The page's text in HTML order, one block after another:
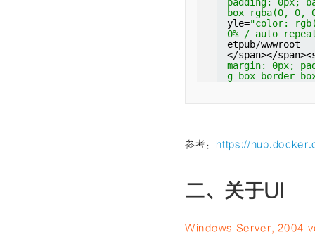
box rgba(0, 0,
yle="color:
0% / auto
etpub/wwwroot
</span></
margin: 0px;
g-box border-
t/ .</span></
参考： https://
二、关于UI
Windows Server, 2004